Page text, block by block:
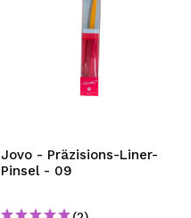
Jovo - Präzisions-Liner-
Pinsel - 09